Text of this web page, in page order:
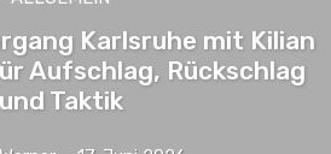
Karlsruhe mit Kilian
Aufschlag, Rückschlag
und Taktik